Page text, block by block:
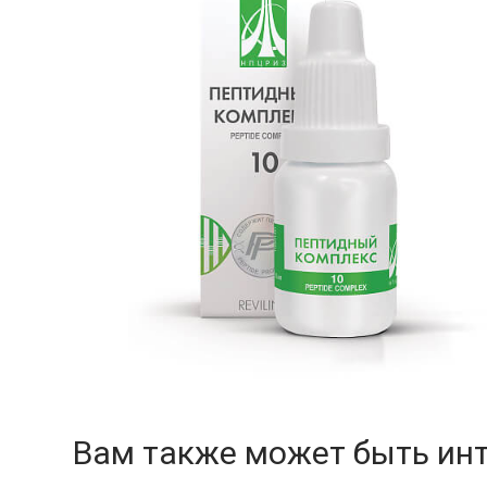
Вам также может быть